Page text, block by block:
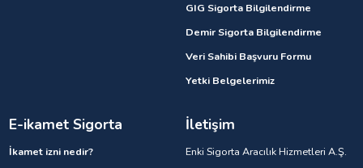
GIG Sigorta Bilgilendirme
Demir Sigorta Bilgilendirme
Veri Sahibi Başvuru Formu
Yetki Belgelerimiz
E-ikamet Sigorta
İkamet izni nedir?
İletişim
Enki Sigorta Aracılık Hizmetleri A.Ş.